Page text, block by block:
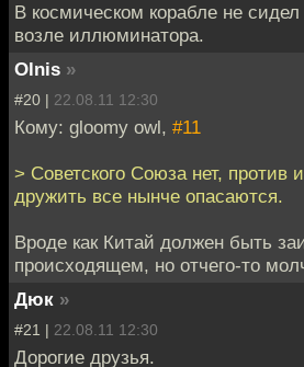
В космическом корабле не
возле иллюминатора.
Olnis »
#20 | 22.08.11 12:30
Кому: gloomy owl, #11
> Советского Союза нет, против
дружить все нынче опасаются.
Вроде как Китай должен быть
происходящем, но отчего-то
Дюк »
#21 | 22.08.11 12:30
Дорогие друзья.